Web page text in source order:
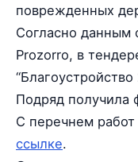
поврежденных
Согласно данным
Prozorro, в
“Благоустройство
Подряд получила
С перечнем
ссылке.